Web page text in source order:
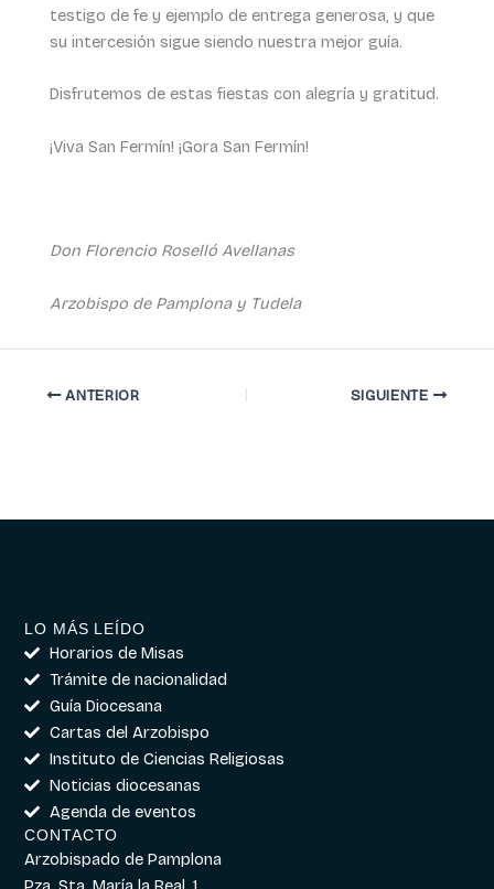
testigo de fe y ejemplo de entrega generosa, y que
su intercesión sigue siendo nuestra mejor guía.
Disfrutemos de estas fiestas con alegría y gratitud.
¡Viva San Fermín! ¡Gora San Fermín!
Don Florencio Roselló Avellanas
Arzobispo de Pamplona y Tudela
ANTERIOR SIGUIENTE
LO MÁS LEÍDO
Horarios de Misas
Trámite de nacionalidad
Guía Diocesana
Cartas del Arzobispo
Instituto de Ciencias Religiosas
Noticias diocesanas
Agenda de eventos
CONTACTO
Arzobispado de Pamplona